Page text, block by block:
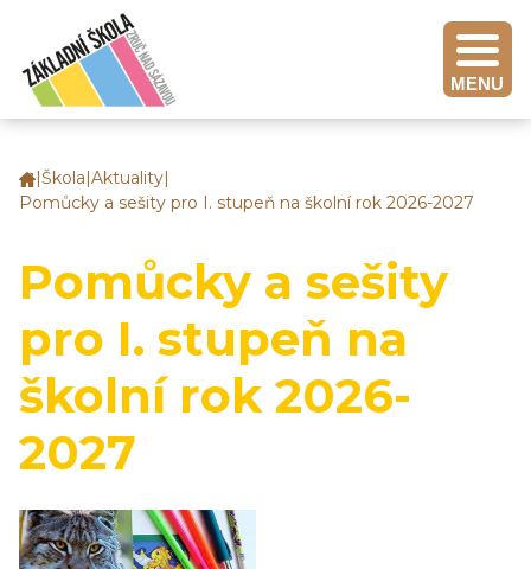
MENU
Základní
škola
Sázavou
Škola Aktuality
Pomůcky a sešity pro I. stupeň na školní rok 2026-2027
Pomůcky a sešity
pro I. stupeň na
školní rok 2026-
2027